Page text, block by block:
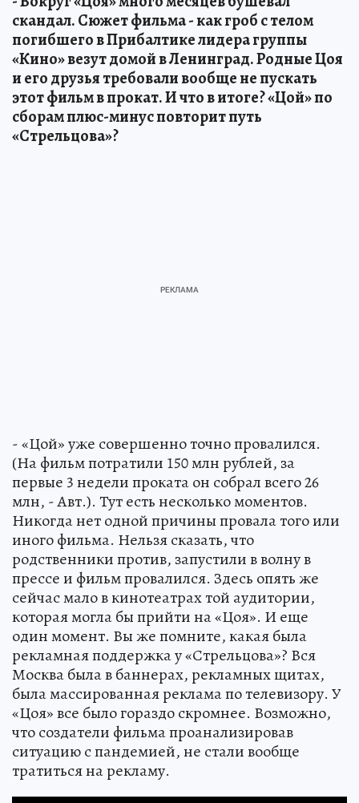
скандал. Сюжет фильма - как гроб с телом
погибшего в Прибалтике лидера группы
«Кино» везут домой в Ленинград. Родные Цоя
и его друзья требовали вообще не пускать
этот фильм в прокат. И что в итоге? «Цой» по
сборам плюс-минус повторит путь
«Стрельцова»?
- «Цой» уже совершенно точно провалился.
(На фильм потратили 150 млн рублей, за
первые 3 недели проката он собрал всего 26
млн, - Авт.). Тут есть несколько моментов.
Никогда нет одной причины провала того или
иного фильма. Нельзя сказать, что
родственники против, запустили в волну в
прессе и фильм провалился. Здесь опять же
сейчас мало в кинотеатрах той аудитории,
которая могла бы прийти на «Цоя». И еще
один момент. Вы же помните, какая была
рекламная поддержка у «Стрельцова»? Вся
Москва была в баннерах, рекламных щитах,
была массированная реклама по телевизору. У
«Цоя» все было гораздо скромнее. Возможно,
что создатели фильма проанализировав
ситуацию с пандемией, не стали вообще
тратиться на рекламу.